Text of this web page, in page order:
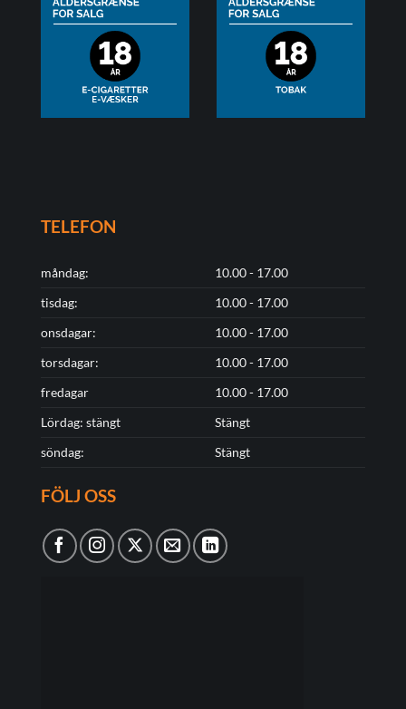
TELEFON
måndag:
10.00 - 17.00
tisdag:
10.00 - 17.00
onsdagar:
10.00 - 17.00
torsdagar:
10.00 - 17.00
fredagar
10.00 - 17.00
Lördag: stängt
Stängt
söndag:
Stängt
FÖLJ OSS